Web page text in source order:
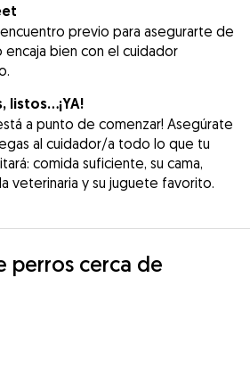
previo para asegurarte de
bien con el cuidador
listos...¡YA!
a punto de comenzar! Asegúrate
al cuidador/a todo lo que tu
comida suficiente, su cama,
veterinaria y su juguete favorito.
perros cerca de